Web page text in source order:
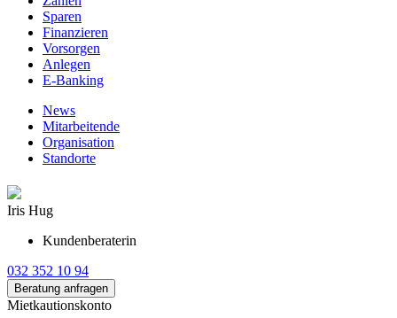
Sparen
Finanzieren
Vorsorgen
Anlegen
E-Banking
News
Mitarbeitende
Organisation
Standorte
Iris Hug
Kundenberaterin
032 352 10 94
Beratung anfragen
Mietkautionskonto